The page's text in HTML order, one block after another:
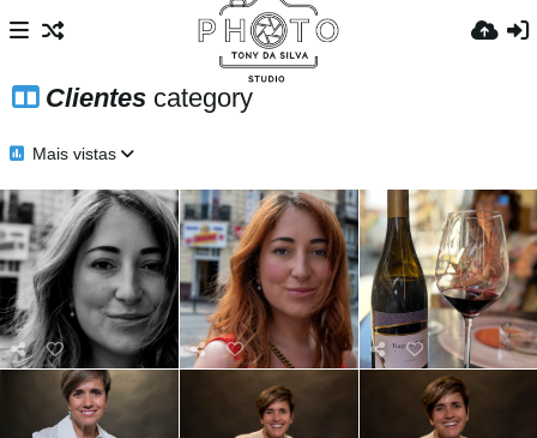
Clientes category
Mais vistas